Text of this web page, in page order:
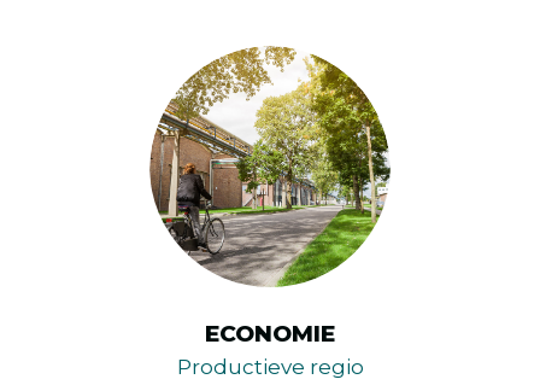
ECONOMIE
Productieve regio